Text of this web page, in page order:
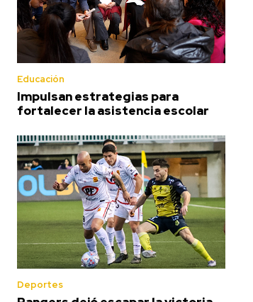
Educación
Impulsan estrategias para
fortalecer la asistencia escolar
Deportes